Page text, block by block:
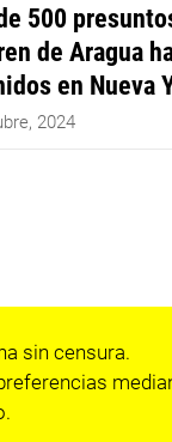
500
de Aragua
en Nueva
2024
sin censura.